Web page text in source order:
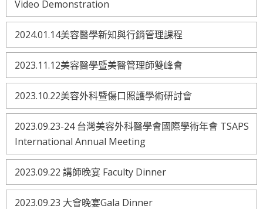
Video Demonstration
2024.01.14美容醫學新知與行銷管理課程
2023.11.12美容醫學暨美醫管理師雙峰會
2023.10.22美容外科暨傷口照護學術研討會
2023.09.23-24 台灣美容外科醫學會國際學術年會 TSAPS
International Annual Meeting
2023.09.22 講師晚宴 Faculty Dinner
2023.09.23 大會晚宴Gala Dinner